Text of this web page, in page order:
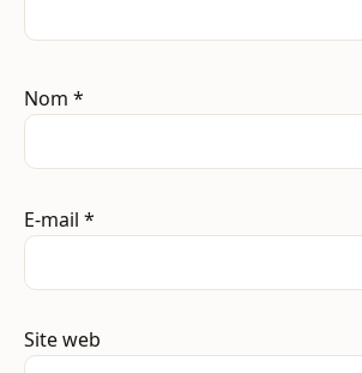
Nom *
E-mail *
Site web